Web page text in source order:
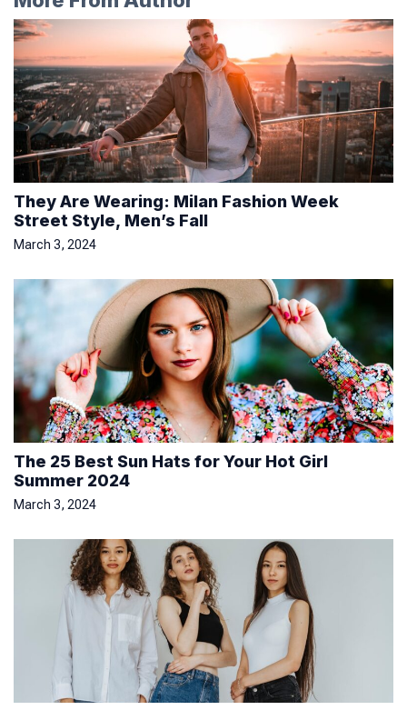
They Are Wearing: Milan Fashion Week
Street Style, Men’s Fall
March 3, 2024
The 25 Best Sun Hats for Your Hot Girl
Summer 2024
March 3, 2024